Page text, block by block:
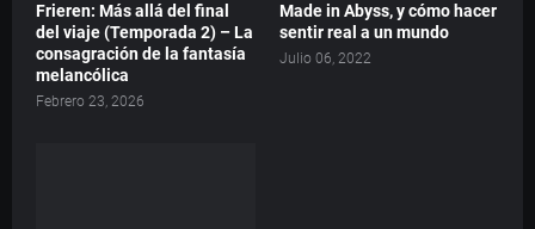
Frieren: Más allá del final
del viaje (Temporada 2) – La
consagración de la fantasía
melancólica
Febrero 23, 2026
Made in Abyss, y cómo hacer
sentir real a un mundo
Julio 06, 2022